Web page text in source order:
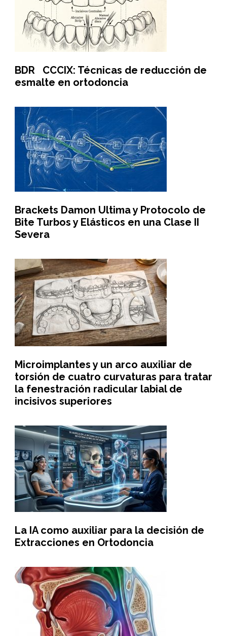
BDR CCCIX: Técnicas de reducción de
esmalte en ortodoncia
Brackets Damon Ultima y Protocolo de
Bite Turbos y Elásticos en una Clase II
Severa
Microimplantes y un arco auxiliar de
torsión de cuatro curvaturas para tratar
la fenestración radicular labial de
incisivos superiores
La IA como auxiliar para la decisión de
Extracciones en Ortodoncia